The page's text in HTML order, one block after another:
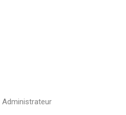
Administrateur